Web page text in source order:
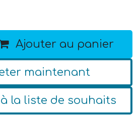
Ajouter au panier
maintenant
la liste de souhaits